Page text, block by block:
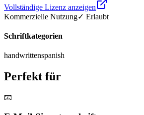
Vollständige Lizenz anzeigen
Kommerzielle Nutzung✓ Erlaubt
Schriftkategorien
handwrittenspanish
Perfekt für
📧